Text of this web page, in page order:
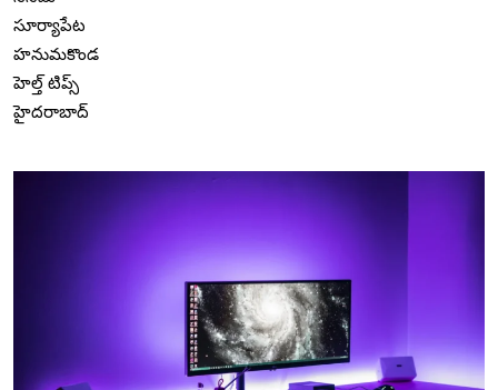
సూర్యాపేట
హనుమకొండ
హెల్త్ టిప్స్
హైదరాబాద్